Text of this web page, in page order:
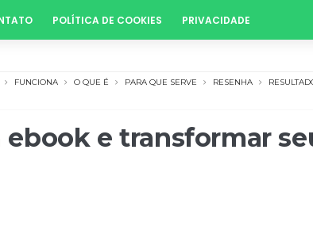
POLÍTICA DE COOKIES PRIVACIDADE
FUNCIONA O QUE É PARA QUE SERVE RESENHA
ebook e transformar